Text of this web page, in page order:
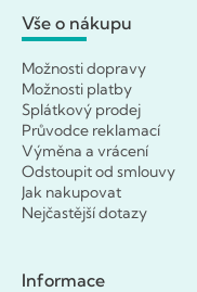
Vše o nákupu
Možnosti dopravy
Možnosti platby
Splátkový prodej
Průvodce reklamací
Výměna a vrácení
Odstoupit od smlouvy
Jak nakupovat
Nejčastější dotazy
Informace